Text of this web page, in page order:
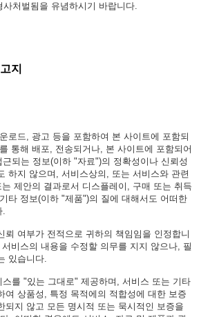
사처벌됨을 유념하시기 바랍니다.
지
로드, 광고 등을 포함하여 본 사이트에 포함되
통해 배포, 전송되거나, 본 사이트에 포함되어
되는 정보(이하 "자료")의 정확성이나 신뢰성
하지 않으며, 서비스상의, 또는 서비스와 관련
제안의 결과로서 디스플레이, 구매 또는 취득
타 정보(이하 "제품")의 질에 대해서도 어떠한
뢰 여부가 전적으로 귀하의 책임임을 인정합니
비스의 내용을 수정할 의무를 지지 않으나, 필
있습니다.
를 "있는 그대로" 제공하며, 서비스 또는 기타
여 상품성, 특정 목적에의 적합성에 대한 보증
되지 않고 모든 명시적 또는 묵시적인 보증을